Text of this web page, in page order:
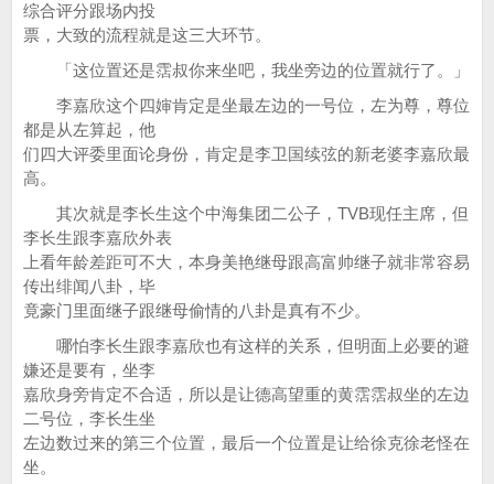
综合评分跟场内投
票，大致的流程就是这三大环节。
「这位置还是霑叔你来坐吧，我坐旁边的位置就行了。」
李嘉欣这个四婶肯定是坐最左边的一号位，左为尊，尊位
都是从左算起，他
们四大评委里面论身份，肯定是李卫国续弦的新老婆李嘉欣最
高。
其次就是李长生这个中海集团二公子，TVB现任主席，但
李长生跟李嘉欣外表
上看年龄差距可不大，本身美艳继母跟高富帅继子就非常容易
传出绯闻八卦，毕
竟豪门里面继子跟继母偷情的八卦是真有不少。
哪怕李长生跟李嘉欣也有这样的关系，但明面上必要的避
嫌还是要有，坐李
嘉欣身旁肯定不合适，所以是让德高望重的黄霑霑叔坐的左边
二号位，李长生坐
左边数过来的第三个位置，最后一个位置是让给徐克徐老怪在
坐。